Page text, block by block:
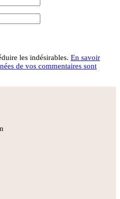
les indésirables. En savoir
de vos commentaires sont